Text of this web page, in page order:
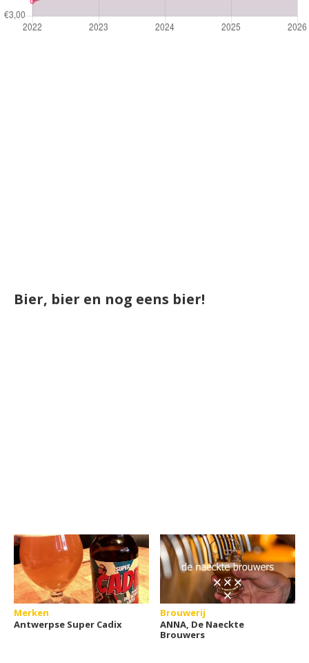
Bier, bier en nog eens bier!
Merken
Antwerpse Super Cadix
Brouwerij
ANNA, De Naeckte
Brouwers